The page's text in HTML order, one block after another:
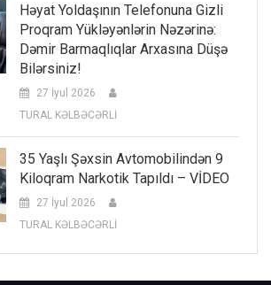
Həyat Yoldaşının Telefonuna Gizli
Proqram Yükləyənlərin Nəzərinə:
Dəmir Barmaqlıqlar Arxasına Düşə
Bilərsiniz!
27 İyul 2026
TURAL KƏLBƏCƏRLİ
35 Yaşlı Şəxsin Avtomobilindən 9
Kiloqram Narkotik Tapıldı – VİDEO
27 İyul 2026
TURAL KƏLBƏCƏRLİ